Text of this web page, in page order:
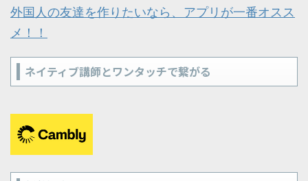
外国人の友達を作りたいなら、アプリが一番オスス
メ！！
ネイティブ講師とワンタッチで繋がる